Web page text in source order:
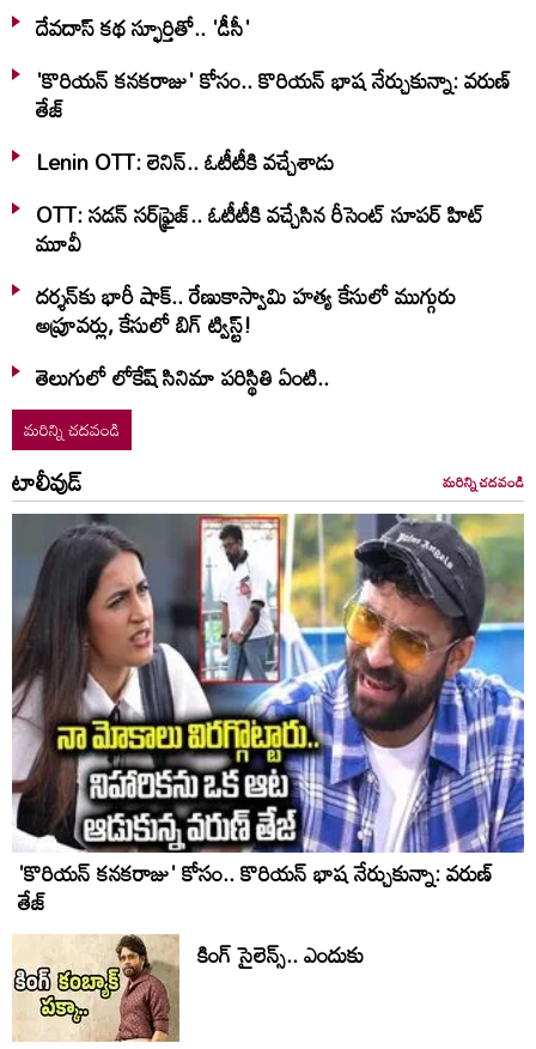
దేవదాస్ కథ స్ఫూర్తితో.. 'డీసీ'
'కొరియన్ కనకరాజు' కోసం.. కొరియన్ భాష నేర్చుకున్నా: వరుణ్
తేజ్
Lenin OTT: లెనిన్.. ఓటీటీకి వ‌చ్చేశాడు
OTT: స‌డ‌న్ స‌ర్‌ఫ్రైజ్‌.. ఓటీటీకి వ‌చ్చేసిన రీసెంట్ సూప‌ర్ హిట్
మూవీ
దర్శన్‌కు భారీ షాక్.. రేణుకాస్వామి హత్య కేసులో ముగ్గురు
అప్రూవర్లు, కేసులో బిగ్ ట్విస్ట్!
తెలుగులో లోకేష్ సినిమా పరిస్థితి ఏంటి..
మరిన్ని చదవండి
టాలీవుడ్ మరిన్ని చదవండి
'కొరియన్ కనకరాజు' కోసం.. కొరియన్ భాష నేర్చుకున్నా: వరుణ్
తేజ్
కింగ్ సైలెన్స్.. ఎందుకు